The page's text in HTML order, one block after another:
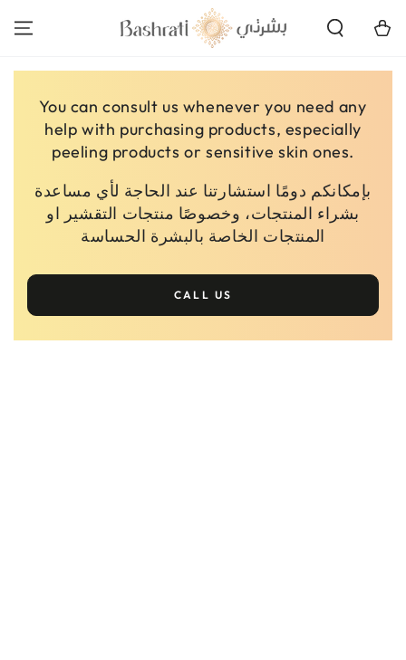
CONTENT
Cart
You can consult us whenever you need any
help with purchasing products, especially
peeling products or sensitive skin ones.
بإمكانكم دومًا استشارتنا عند الحاجة لأي مساعدة
بشراء المنتجات، وخصوصًا منتجات التقشير او
المنتجات الخاصة بالبشرة الحساسة
CALL US